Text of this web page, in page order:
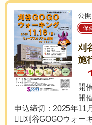
公
保
刈
施
開
開
申込締切：2025年11
🏃‍♂️刈谷GOGOウォー